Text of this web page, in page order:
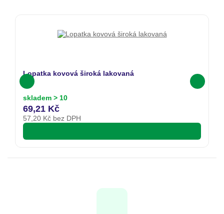
Lopatka kovová široká lakovaná
skladem > 10
69,21 Kč
57,20 Kč bez DPH